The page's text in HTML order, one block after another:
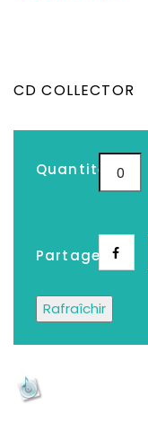
CD COLLECTOR
Quantité
Partager